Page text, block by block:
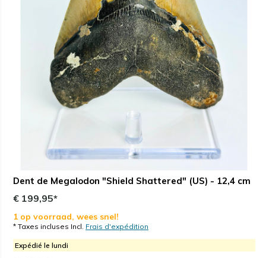
Dent de Megalodon "Shield Shattered" (US) - 12,4 cm
€ 199,95*
1 op voorraad, wees snel!
* Taxes incluses Incl. Frais d'expédition
Expédié le lundi